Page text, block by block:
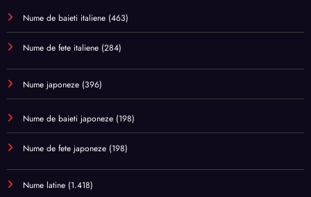
Nume de baieti italiene (463)
Nume de fete italiene (284)
Nume japoneze (396)
Nume de baieti japoneze (198)
Nume de fete japoneze (198)
Nume latine (1.418)